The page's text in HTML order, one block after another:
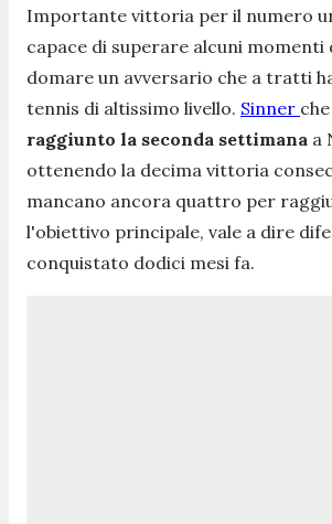
Importante vittoria per il numero
capace di superare alcuni momenti
domare un avversario che a tratti
tennis di altissimo livello. Sinner
raggiunto la seconda settimana a
ottenendo la decima vittoria
mancano ancora quattro per
l'obiettivo principale, vale a dire
conquistato dodici mesi fa.